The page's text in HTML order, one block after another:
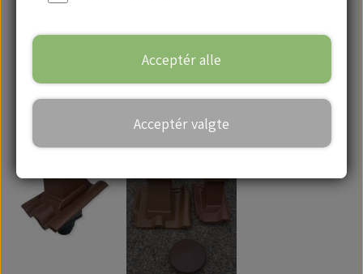
Handelsbetingelser
Acceptér alle
Acceptér valgte